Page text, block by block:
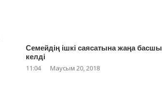
Семейдің ішкі саясатына жаңа басшы
келді
11:04 Маусым 20, 2018